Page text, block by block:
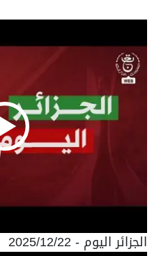
الجزائر اليوم - 2025/12/22